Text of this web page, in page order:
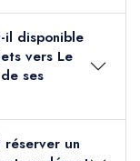
il disponible
vers Le
ses
un